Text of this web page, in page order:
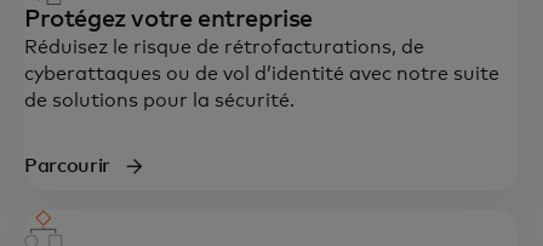
Protégez votre entreprise
Réduisez le risque de rétrofacturations, de
cyberattaques ou de vol d’identité avec notre suite
de solutions pour la sécurité.
Parcourir